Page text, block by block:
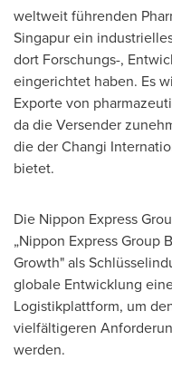
weltweit führenden
Singapur ein
dort Forschungs-,
eingerichtet haben. Es
Exporte von
da die Versender
die der Changi
bietet.
Die Nippon Express
„Nippon Express Group
Growth" als
globale Entwicklung
Logistikplattform, um
vielfältigeren
werden.